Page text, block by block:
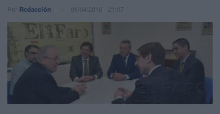
Por Redacción 08/04/2016 - 21:07